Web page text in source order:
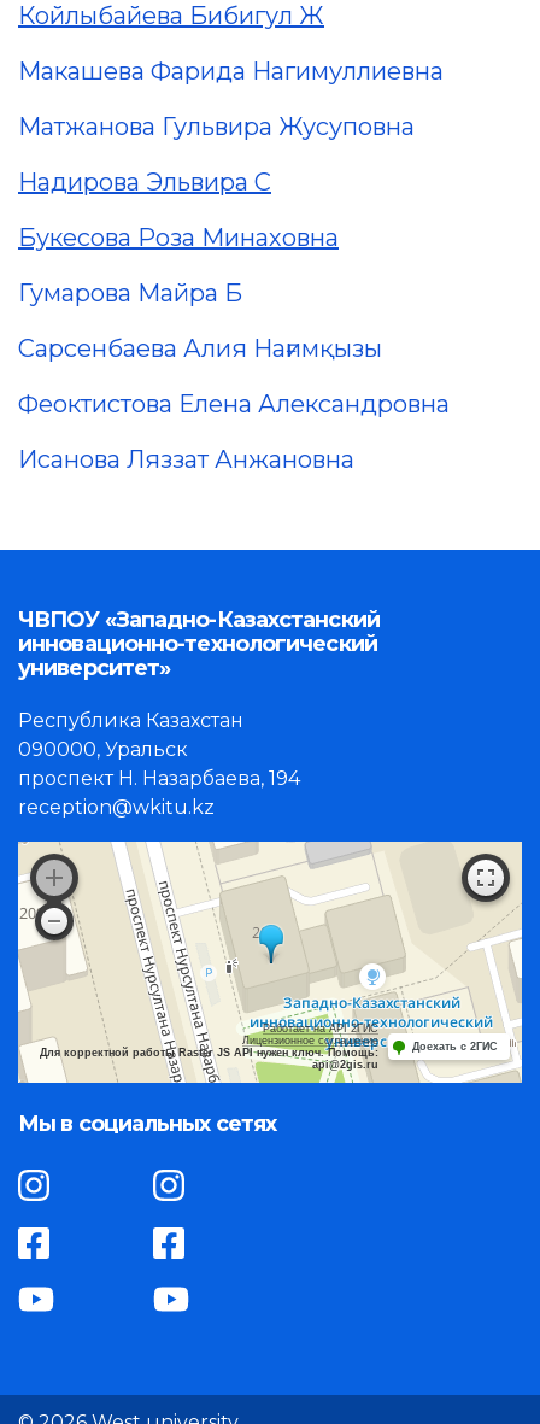
Койлыбайева Бибигул Ж
Макашева Фарида Нагимуллиевна
Матжанова Гульвира Жусуповна
Надирова Эльвира С
Букесова Роза Минаховна
Гумарова Майра Б
Сарсенбаева Алия Нағимқызы
Феоктистова Елена Александровна
Исанова Ляззат Анжановна
ЧВПОУ «Западно-Казахстанский
инновационно-технологический
университет»
Республика Казахстан
090000, Уральск
проспект Н. Назарбаева, 194
reception@wkitu.kz
Работает на API 2ГИС
Лицензионное соглашение
Для корректной работы Raster JS API нужен ключ. Помощь:
api@2gis.ru
Доехать с 2ГИС
Мы в социальных сетях